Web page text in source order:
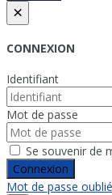
×
CONNEXION
Identifiant
Mot de passe
Se souvenir de
Connexion
Mot de passe